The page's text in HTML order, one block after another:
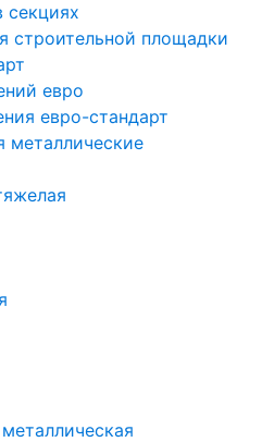
секциях
строительной площадки
евро
евро-стандарт
металлические